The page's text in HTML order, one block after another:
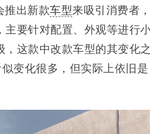
推出新款车型来吸引消费者，
要针对配置、外观等进行
，这款中改款车型的其变化之
变化很多，但实际上依旧是